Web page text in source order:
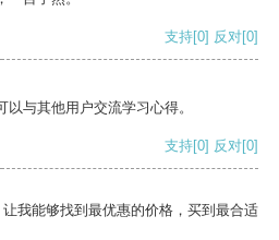
支持[0] 反对[0]
与其他用户交流学习心得。
支持[0] 反对[0]
我能够找到最优惠的价格，买到最合适